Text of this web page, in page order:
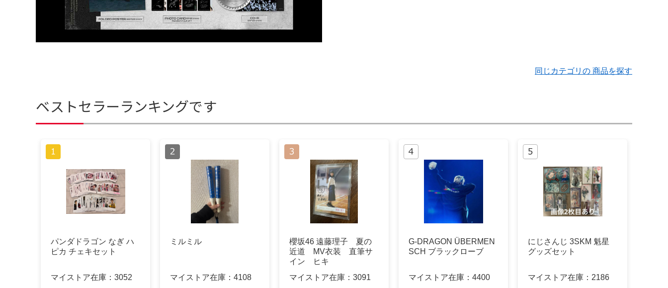
同じカテゴリの 商品を探す
ベストセラーランキングです
パンダドラゴン なぎ ハ
ピカ チェキセット
マイストア在庫： 3052
ミルミル
マイストア在庫： 4108
櫻坂46 遠藤理子 夏の
近道 MV衣装 直筆サ
イン ヒキ
マイストア在庫： 3091
G-DRAGON ÜBERMEN
SCH ブラックローブ
マイストア在庫： 4400
にじさんじ 3SKM 魁星
グッズセット
マイストア在庫： 2186